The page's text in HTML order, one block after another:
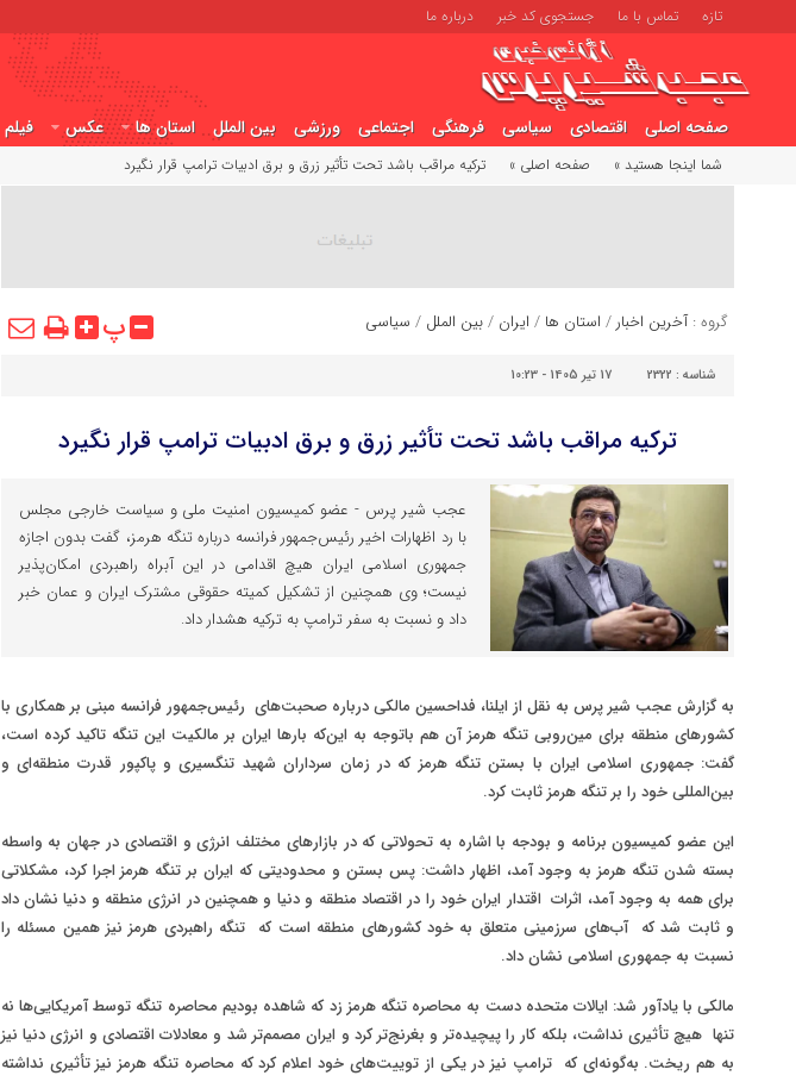
تازه تماس با ما جستجوی کد خبر درباره ما
صفحه اصلی اقتصادی سیاسی فرهنگی اجتماعی ورزشی بین الملل استان ها عکس فیلم
شما اینجا هستید » صفحه اصلی » ترکیه مراقب باشد تحت تأثیر زرق و برق ادبیات ترامپ قرار نگیرد
گروه :آخرین اخبار / استان ها / ایران /بین الملل / سیاسی پ
شناسه : 2322 17 تیر 1405 - 10:23
ترکیه مراقب باشد تحت تأثیر زرق و برق ادبیات ترامپ قرار نگیرد
عجب شیر پرس - عضو کمیسیون امنیت ملی و سیاست خارجی مجلس
با رد اظهارات اخیر رئیس‌جمهور فرانسه درباره تنگه هرمز، گفت بدون اجازه
جمهوری اسلامی ایران هیچ اقدامی در این آبراه راهبردی امکان‌پذیر
نیست؛ وی همچنین از تشکیل کمیته حقوقی مشترک ایران و عمان خبر
داد و نسبت به سفر ترامپ به ترکیه هشدار داد.
به گزارش عجب شیر پرس به نقل از ایلنا، فداحسین مالکی درباره صحبت‌های رئیس‌جمهور فرانسه مبنی بر همکاری با
کشورهای منطقه برای مین‌روبی تنگه هرمز آن هم باتوجه به این‌که بارها ایران بر مالکیت این تنگه تاکید کرده است،
گفت: جمهوری اسلامی ایران با بستن تنگه هرمز که در زمان سرداران شهید تنگسیری و پاکپور قدرت منطقه‌ای و
بین‌المللی خود را بر تنگه هرمز ثابت کرد.
این عضو کمیسیون برنامه و بودجه با اشاره به تحولاتی که در بازارهای مختلف انرژی و اقتصادی در جهان به واسطه
بسته شدن تنگه هرمز به وجود آمد، اظهار داشت: پس بستن و محدودیتی که ایران بر تنگه هرمز اجرا کرد، مشکلاتی
برای همه به وجود آمد، اثرات اقتدار ایران خود را در اقتصاد منطقه و دنیا و همچنین در انرژی منطقه و دنیا نشان داد
و ثابت شد که آب‌های سرزمینی متعلق به خود کشورهای منطقه است که تنگه راهبردی هرمز نیز همین مسئله را
نسبت به جمهوری اسلامی نشان داد.
مالکی با یادآور شد: ایالات متحده دست به محاصره تنگه هرمز زد که شاهده بودیم محاصره تنگه توسط آمریکایی‌ها نه
تنها هیچ تأثیری نداشت، بلکه کار را پیچیده‌تر و بغرنج‌تر کرد و ایران مصمم‌تر شد و معادلات اقتصادی و انرژی دنیا نیز
به هم ریخت. به‌گونه‌ای که ترامپ نیز در یکی از توییت‌های خود اعلام کرد که محاصره تنگه هرمز نیز تأثیری نداشته